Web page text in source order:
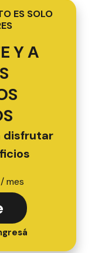
ES SOLO
Y A
disfrutar
/ mes